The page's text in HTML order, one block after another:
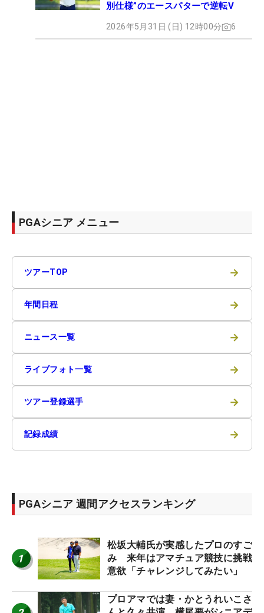
別仕様”のエースパターで逆転V
2026年5月31日 (日) 12時00分 6
PGAシニア メニュー
ツアーTOP →
年間日程 →
ニュース一覧 →
ライブフォト一覧 →
ツアー登録選手 →
記録成績 →
PGAシニア 週間アクセスランキング
1
松坂大輔氏が実感したプロのすご
み 来年はアマチュア競技に挑戦
意欲「チャレンジしてみたい」
プロアマでは妻・かとうれいこさ